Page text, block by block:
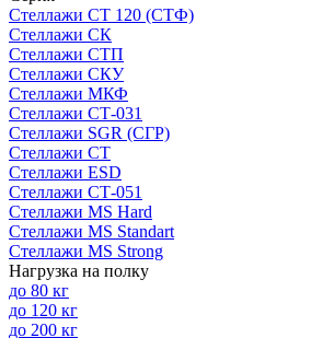
Стеллажи СТ 120 (СТФ)
Стеллажи СК
Стеллажи СТП
Стеллажи СКУ
Стеллажи МКФ
Стеллажи СТ-031
Стеллажи SGR (СГР)
Стеллажи СТ
Стеллажи ESD
Стеллажи СТ-051
Стеллажи MS Hard
Стеллажи MS Standart
Стеллажи MS Strong
Нагрузка на полку
до 80 кг
до 120 кг
до 200 кг